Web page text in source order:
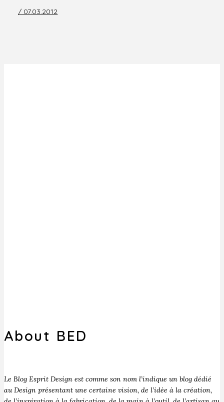
/ 07.03.2012
About BED
Le Blog Esprit Design est comme son nom l’indique un blog dédié
au Design présentant une certaine vision, de l’idée à la création,